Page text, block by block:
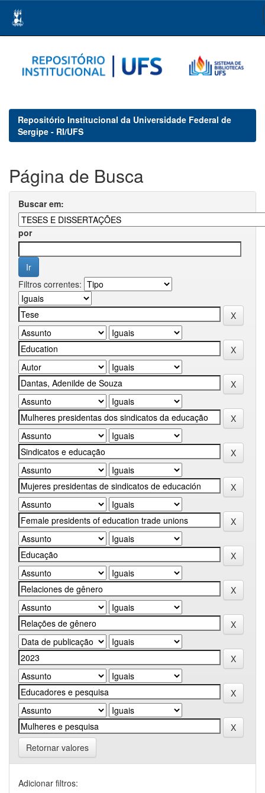
navigation
Repositório Institucional da Universidade Federal de
Sergipe - RI/UFS
Página de Busca
Buscar em:
por
Filtros correntes:
Retornar valores
Adicionar filtros: